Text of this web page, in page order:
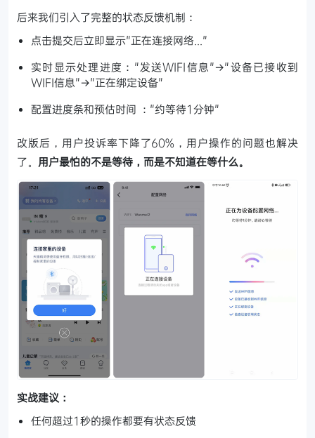
后来我们引入了完整的状态反馈机制：
点击提交后立即显示"正在连接网络..."
实时显示处理进度："发送WIFI信息"→"设备已接收到
WIFI信息"→"正在绑定设备"
配置进度条和预估时间 ："约等待1分钟"
改版后，用户投诉率下降了60%，用户操作的问题也解决
了。 用户最怕的不是等待，而是不知道在等什么。
实战建议：
任何超过1秒的操作都要有状态反馈